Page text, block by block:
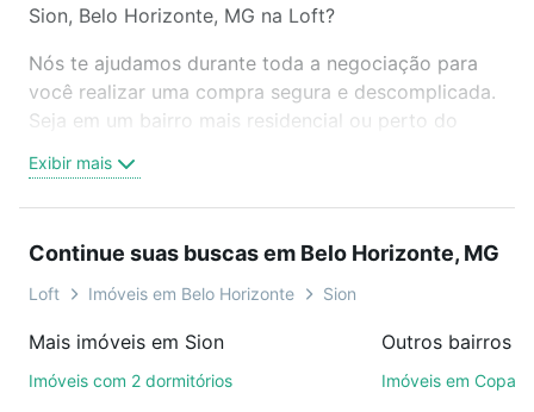
Sion, Belo Horizonte, MG na Loft?
Nós te ajudamos durante toda a negociação para
você realizar uma compra segura e descomplicada.
Seja em um bairro mais residencial ou perto do
oferta ideal de Imóveis com 1 suite à venda em
Sion, Belo Horizonte, MG para conquistar seu sonho.
é grátis, sem compromisso e você ainda conta com
mais de 46 mil corretores e imobiliárias te ajudando
Como escolher um imóvel?
Exibir mais
Continue suas buscas em Belo Horizonte, MG
Loft Imóveis em Belo Horizonte Sion
Mais imóveis em Sion
Imóveis com 2 dormitórios
Imóveis em